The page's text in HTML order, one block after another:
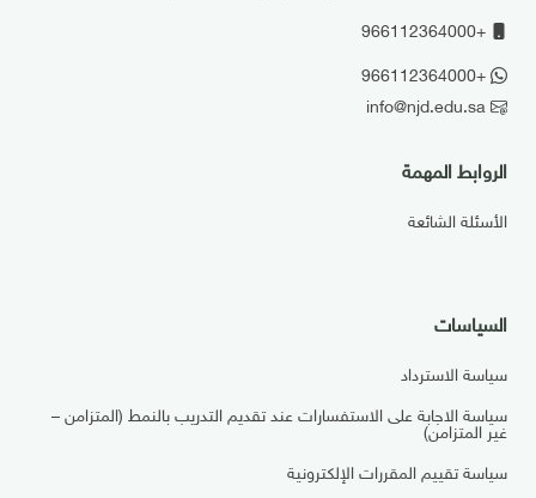
+966112364000
+966112364000
info@njd.edu.sa
الروابط المهمة
الأسئلة الشائعة
السياسات
سياسة الاسترداد
سياسة الاجابة على الاستفسارات عند تقديم التدريب بالنمط (المتزامن –
غير المتزامن)
سياسة تقييم المقررات الإلكترونية